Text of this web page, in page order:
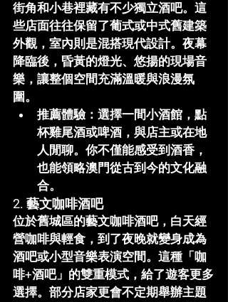
街角和小巷裡藏有不少獨立酒吧。這
些店面往往保留了葡式或中式舊建築
外觀，室內則是混搭現代設計。夜幕
降臨後，昏黃的燈光、悠揚的現場音
樂，讓整個空間充滿溫暖與浪漫氛
圍。
推薦體驗：選擇一間小酒館，點
杯雞尾酒或啤酒，與店主或在地
人閒聊。你不僅能感受到酒香，
也能領略澳門從古到今的文化融
合。
2. 藝文咖啡酒吧
位於舊城區的藝文咖啡酒吧，白天經
營咖啡與輕食，到了夜晚就變身成為
酒吧或小型音樂表演空間。這種「咖
啡+酒吧」的雙重模式，給了遊客更多
選擇。部分店家更會不定期舉辦主題